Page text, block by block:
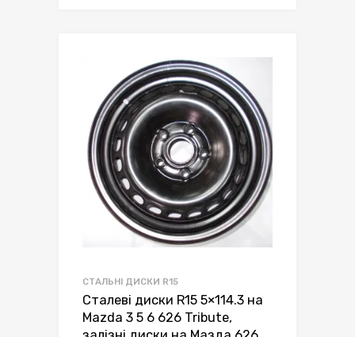
СТАЛЬНІ ДИСКИ R15
Сталеві диски R15 5×114.3 на
Mazda 3 5 6 626 Tribute,